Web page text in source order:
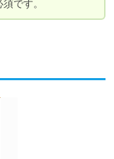
です。